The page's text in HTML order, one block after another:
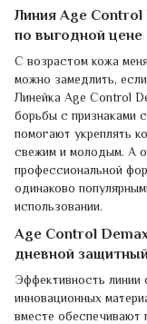
Линия Age Control
по выгодной цене
С возрастом кожа
можно замедлить,
Линейка Age Control
борьбы с признаками
помогают укреплять
свежим и молодым. А
профессиональной
одинаково
использовании.
Age Control
дневной
Эффективность линии
инновационных
вместе обеспечивают